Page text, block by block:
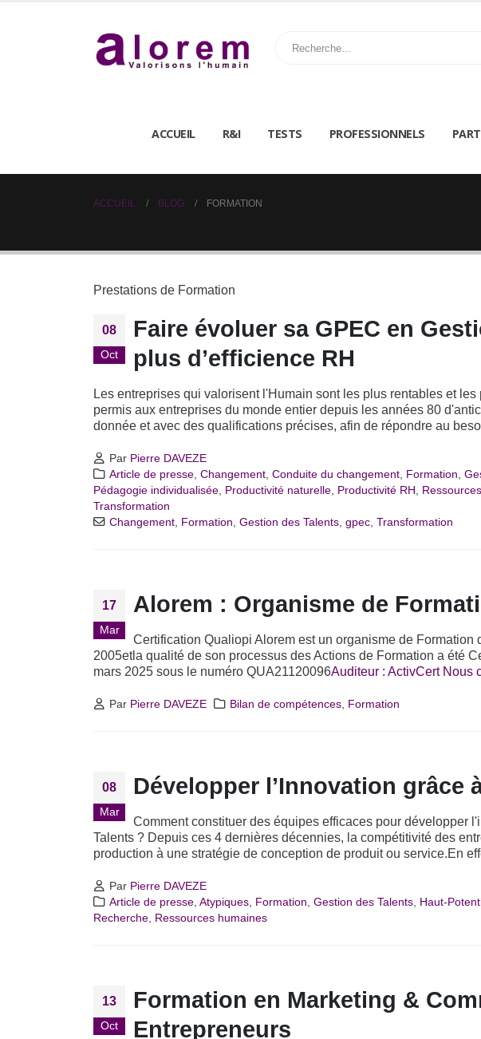
ACCUEIL R&I TESTS PROFESSIONNELS
ACCUEIL BLOG FORMATION
Prestations de Formation
08
Oct
Faire évoluer sa GPEC en
plus d’efficience RH
Les entreprises qui valorisent l'Humain sont les plus rentables et
permis aux entreprises du monde entier depuis les années 80
donnée et avec des qualifications précises, afin de répondre au
Par Pierre DAVEZE
Article de presse ,Changement ,Conduite du changement Formation ,
Pédagogie individualisée Productivité naturelle Productivité RH
Transformation
Changement Formation ,Gestion des Talents ,gpec ,Transformation
17
Mar
Alorem : Organisme de
Certification Qualiopi Alorem est un organisme de Formation
2005etla qualité de son processus des Actions de Formation a été
mars 2025 sous le numéro QUA21120096Auditeur : ActivCert Nous
Par Pierre DAVEZE Bilan de compétences, Formation
08
Mar
Développer l’Innovation grâce
Comment constituer des équipes efficaces pour développer
Talents ? Depuis ces 4 dernières décennies, la compétitivité des
production à une stratégie de conception de produit ou service.En
Par Pierre DAVEZE
Article de presse ,Atypiques Formation ,Gestion des Talents Haut-
Recherche Ressources humaines
13
Oct
Formation en Marketing &
Entrepreneurs